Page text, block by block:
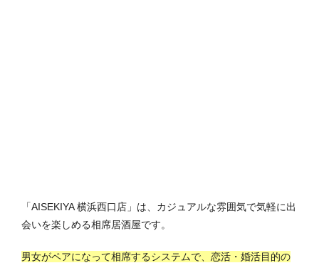
「AISEKIYA 横浜西口店」は、カジュアルな雰囲気で気軽に出
会いを楽しめる相席居酒屋です。
男女がペアになって相席するシステムで、恋活・婚活目的の